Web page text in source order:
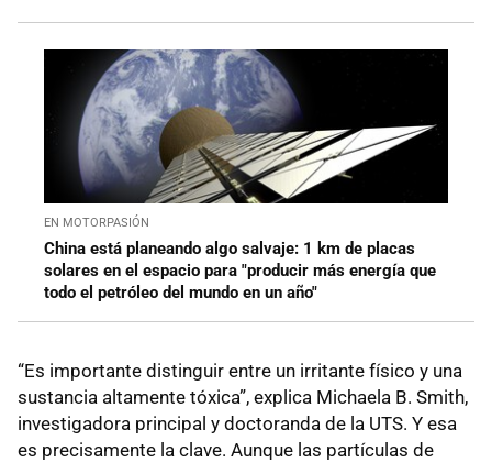
EN MOTORPASIÓN
China está planeando algo salvaje: 1 km de placas
solares en el espacio para "producir más energía que
todo el petróleo del mundo en un año"
“Es importante distinguir entre un irritante físico y una
sustancia altamente tóxica”, explica Michaela B. Smith,
investigadora principal y doctoranda de la UTS. Y esa
es precisamente la clave. Aunque las partículas de